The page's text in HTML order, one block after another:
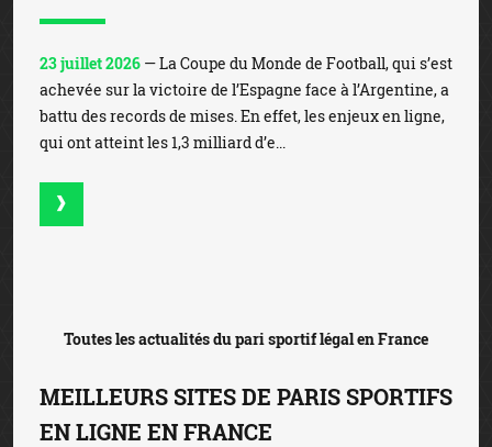
23 juillet 2026 — La Coupe du Monde de Football, qui s’est
achevée sur la victoire de l’Espagne face à l’Argentine, a
battu des records de mises. En effet, les enjeux en ligne,
qui ont atteint les 1,3 milliard d’e...
Toutes les actualités du pari sportif légal en France
MEILLEURS SITES DE PARIS SPORTIFS
EN LIGNE EN FRANCE